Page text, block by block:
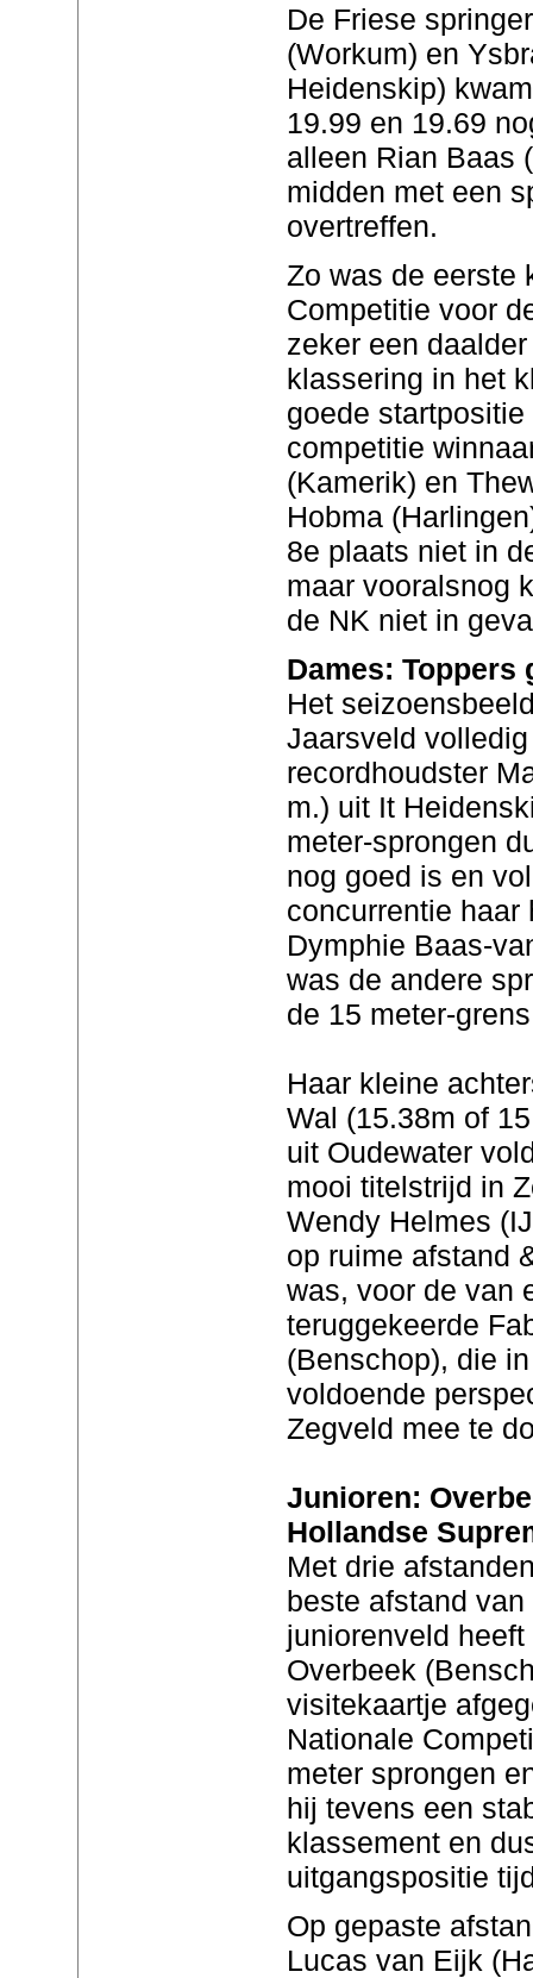
De Friese
(Workum) en
Heidenskip)
19.99 en 19.69
alleen Rian Baas
midden met een
overtreffen.
Zo was de eerste
Competitie voor
zeker een
klassering in het
goede
competitie
(Kamerik) en
Hobma
8e plaats niet in
maar vooralsnog
de NK niet in
Dames: Toppers
Het
Jaarsveld
recordhoudster
m.) uit It
meter-sprongen
nog goed is en
concurrentie haar
Dymphie Baas-
was de andere
de 15 meter-
Haar kleine
Wal (15.38m of
uit Oudewater
mooi titelstrijd in
Wendy Helmes
op ruime afstand
was, voor de van
teruggekeerde
(Benschop), die
voldoende
Zegveld mee te
Junioren:
Hollandse
Met drie
beste afstand
juniorenveld
Overbeek
visitekaartje
Nationale
meter sprongen
hij tevens een
klassement en
uitgangspositie
Op gepaste
Lucas van Eijk